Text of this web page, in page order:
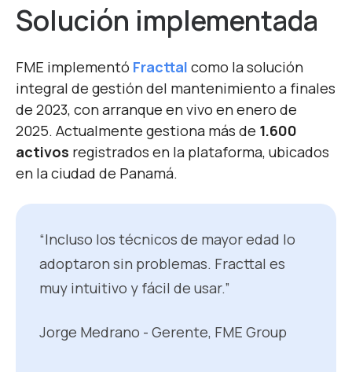
Solución implementada
FME implementó Fracttal como la solución
integral de gestión del mantenimiento a finales
de 2023, con arranque en vivo en enero de
2025. Actualmente gestiona más de 1.600
activos registrados en la plataforma, ubicados
en la ciudad de Panamá.
“Incluso los técnicos de mayor edad lo
adoptaron sin problemas. Fracttal es
muy intuitivo y fácil de usar.”
Jorge Medrano - Gerente, FME Group